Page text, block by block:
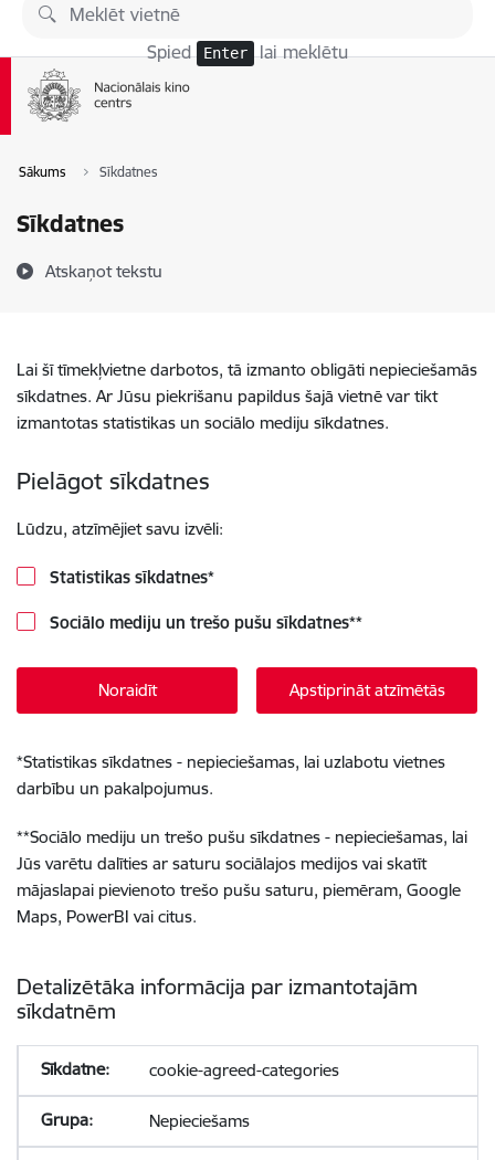
Pāriet uz lapas saturu
Spied Enter lai meklētu
Sākums Sīkdatnes
Sīkdatnes
Atskaņot tekstu
Lai šī tīmekļvietne darbotos, tā izmanto obligāti nepieciešamās
sīkdatnes. Ar Jūsu piekrišanu papildus šajā vietnē var tikt
izmantotas statistikas un sociālo mediju sīkdatnes.
Pielāgot sīkdatnes
Lūdzu, atzīmējiet savu izvēli:
Statistikas sīkdatnes*
Sociālo mediju un trešo pušu sīkdatnes**
Noraidīt Apstiprināt atzīmētās
*Statistikas sīkdatnes - nepieciešamas, lai uzlabotu vietnes
darbību un pakalpojumus.
**Sociālo mediju un trešo pušu sīkdatnes - nepieciešamas, lai
Jūs varētu dalīties ar saturu sociālajos medijos vai skatīt
mājaslapai pievienoto trešo pušu saturu, piemēram, Google
Maps, PowerBI vai citus.
Detalizētāka informācija par izmantotajām
sīkdatnēm
cookie-agreed-categories
Nepieciešams